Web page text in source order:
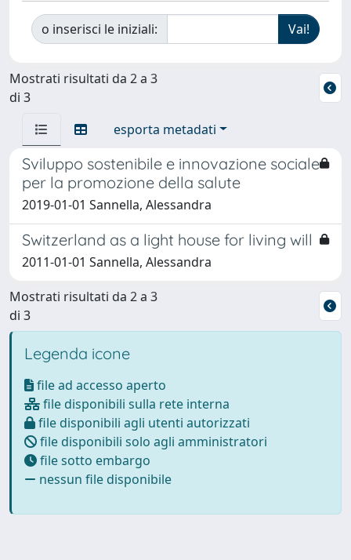
o inserisci le iniziali:
Mostrati risultati da 2 a 3
di 3
esporta metadati
Sviluppo sostenibile e innovazione sociale
per la promozione della salute
2019-01-01 Sannella, Alessandra
Switzerland as a light house for living will
2011-01-01 Sannella, Alessandra
Mostrati risultati da 2 a 3
di 3
Legenda icone
file ad accesso aperto
file disponibili sulla rete interna
file disponibili agli utenti autorizzati
file disponibili solo agli amministratori
file sotto embargo
nessun file disponibile